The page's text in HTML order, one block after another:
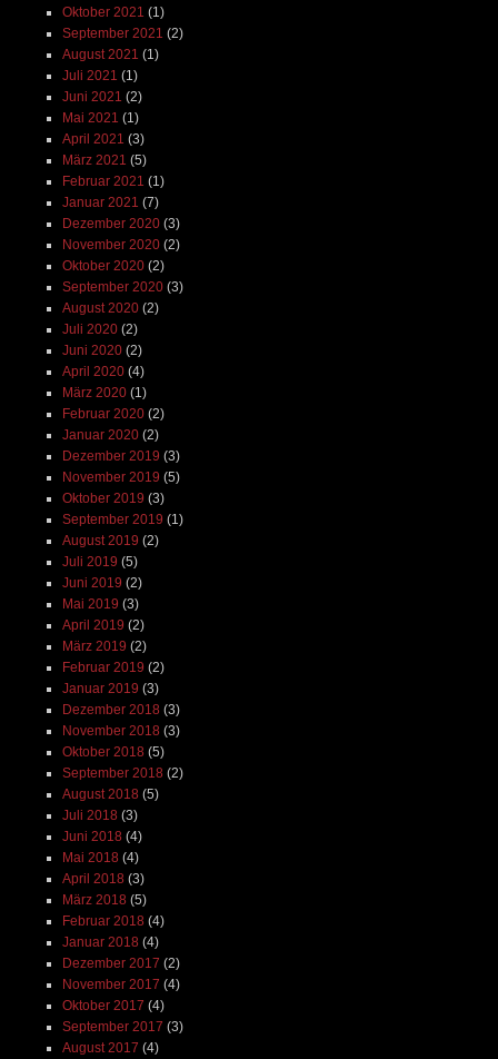
Oktober 2021 (1)
September 2021 (2)
August 2021 (1)
Juli 2021 (1)
Juni 2021 (2)
Mai 2021 (1)
April 2021 (3)
März 2021 (5)
Februar 2021 (1)
Januar 2021 (7)
Dezember 2020(3)
November 2020(2)
Oktober 2020(2)
September 2020(3)
August 2020(2)
Juli 2020(2)
Juni 2020(2)
April 2020(4)
März 2020(1)
Februar 2020(2)
Januar 2020(2)
Dezember 2019 (3)
November 2019 (5)
Oktober 2019 (3)
September 2019 (1)
August 2019 (2)
Juli 2019 (5)
Juni 2019 (2)
Mai 2019 (3)
April 2019 (2)
März 2019 (2)
Februar 2019 (2)
Januar 2019 (3)
Dezember 2018 (3)
November 2018 (3)
Oktober 2018 (5)
September 2018 (2)
August 2018 (5)
Juli 2018 (3)
Juni 2018 (4)
Mai 2018 (4)
April 2018 (3)
März 2018 (5)
Februar 2018 (4)
Januar 2018 (4)
Dezember 2017 (2)
November 2017 (4)
Oktober 2017 (4)
September 2017 (3)
August 2017 (4)